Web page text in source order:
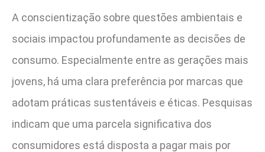
A conscientização sobre questões ambientais e
sociais impactou profundamente as decisões de
consumo. Especialmente entre as gerações mais
jovens, há uma clara preferência por marcas que
adotam práticas sustentáveis e éticas. Pesquisas
indicam que uma parcela significativa dos
consumidores está disposta a pagar mais por